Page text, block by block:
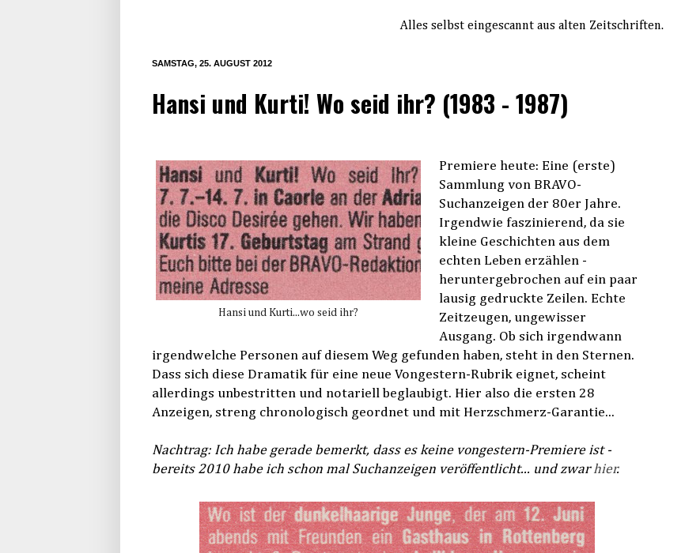
Alles selbst eingescannt aus alten Zeitschriften.
SAMSTAG, 25. AUGUST 2012
Hansi und Kurti! Wo seid ihr? (1983 - 1987)
Hansi und Kurti...wo seid ihr?
Premiere heute: Eine (erste)
Sammlung von BRAVO-
Suchanzeigen der 80er Jahre.
Irgendwie faszinierend, da sie
kleine Geschichten aus dem
echten Leben erzählen -
heruntergebrochen auf ein paar
lausig gedruckte Zeilen. Echte
Zeitzeugen, ungewisser
Ausgang. Ob sich irgendwann
irgendwelche Personen auf diesem Weg gefunden haben, steht in den Sternen.
Dass sich diese Dramatik für eine neue Vongestern-Rubrik eignet, scheint
allerdings unbestritten und notariell beglaubigt. Hier also die ersten 28
Anzeigen, streng chronologisch geordnet und mit Herzschmerz-Garantie...
Nachtrag: Ich habe gerade bemerkt, dass es keine vongestern-Premiere ist -
bereits 2010 habe ich schon mal Suchanzeigen veröffentlicht... und zwarhier.